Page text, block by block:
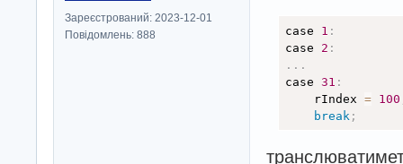
Зареєстрований: 2023-12-01
Повідомлень: 888
case 1 :
case 2 :
. . .
case 31 :
    rIndex
= 100
break ;